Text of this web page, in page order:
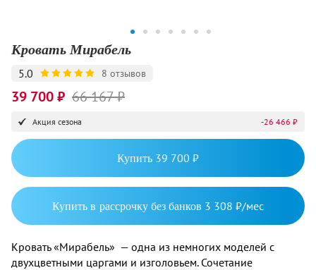
Кровать Мирабель
5.0 8 отзывов
39 700 ₽ 66 167 ₽
Акция сезона -26 466 ₽
Купить 39 700 ₽
Купить в рассрочку без банков 3 308 ₽/мес
Кровать «Мирабель» — одна из немногих моделей с
двухцветными царгами и изголовьем. Сочетание